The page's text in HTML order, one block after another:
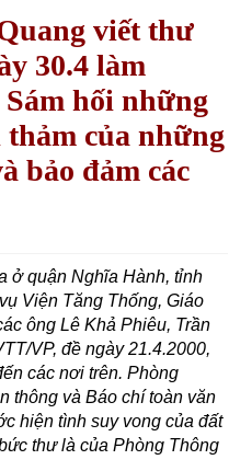
viết thư
30.4 làm
hối những
của những
bảo đảm các
ở quận Nghĩa Hành, tỉnh
Viện Tăng Thống, Giáo
ông Lê Khả Phiêu, Trần
VP, đề ngày 21.4.2000,
các nơi trên. Phòng
thông và Báo chí toàn văn
hiện tình suy vong của đất
thư là của Phòng Thông